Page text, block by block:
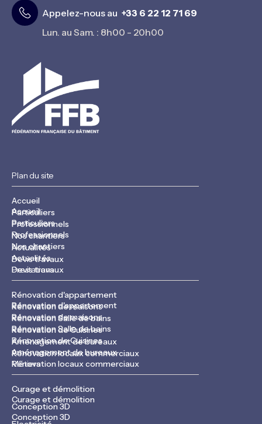
Plan du site
Accueil
Accueil
Particuliers
Particuliers
Professionnels
Professionnels
Nos chantiers
Nos chantiers
Actualités
Actualités
Devis travaux
Devis travaux
Prestations
Rénovation d'appartement
Rénovation d'appartement
Rénovation de maisons
Rénovation de maisons
Rénovation Salle de bains
Rénovation Salle de bains
Rénovation de Cuisines
Rénovation de Cuisines
Aménagement de bureaux
Aménagement de bureaux
Rénovation locaux commerciaux
Rénovation locaux commerciaux
Métiers
Curage et démolition
Curage et démolition
Conception 3D
Conception 3D
Appelez-nous au +33 6 22 12 71 69
Lun. au Sam. : 8h00 - 20h00